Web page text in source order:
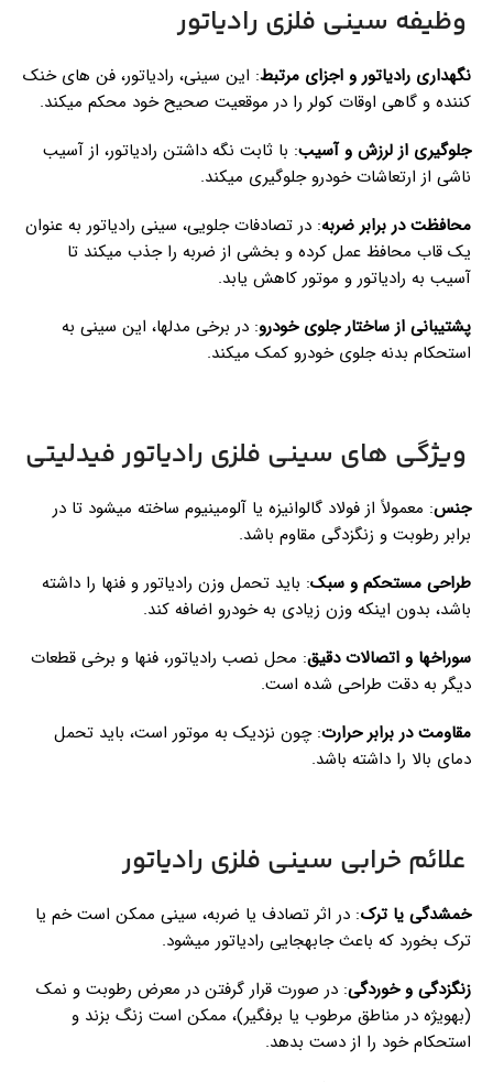
وظیفه سینی فلزی رادیاتور
نگهداری رادیاتور و اجزای مرتبط: این سینی، رادیاتور، فن های خنک
کننده و گاهی اوقات کولر را در موقعیت صحیح خود محکم میکند.
جلوگیری از لرزش و آسیب: با ثابت نگه داشتن رادیاتور، از آسیب
ناشی از ارتعاشات خودرو جلوگیری میکند.
محافظت در برابر ضربه: در تصادفات جلویی، سینی رادیاتور به عنوان
یک قاب محافظ عمل کرده و بخشی از ضربه را جذب میکند تا
آسیب به رادیاتور و موتور کاهش یابد.
پشتیبانی از ساختار جلوی خودرو: در برخی مدلها، این سینی به
استحکام بدنه جلوی خودرو کمک میکند.
ویژگی های سینی فلزی رادیاتور فیدلیتی
جنس: معمولاً از فولاد گالوانیزه یا آلومینیوم ساخته میشود تا در
برابر رطوبت و زنگزدگی مقاوم باشد.
طراحی مستحکم و سبک: باید تحمل وزن رادیاتور و فنها را داشته
باشد، بدون اینکه وزن زیادی به خودرو اضافه کند.
سوراخها و اتصالات دقیق: محل نصب رادیاتور، فنها و برخی قطعات
دیگر به دقت طراحی شده است.
مقاومت در برابر حرارت: چون نزدیک به موتور است، باید تحمل
دمای بالا را داشته باشد.
علائم خرابی سینی فلزی رادیاتور
خمشدگی یا ترک: در اثر تصادف یا ضربه، سینی ممکن است خم یا
ترک بخورد که باعث جابهجایی رادیاتور میشود.
زنگزدگی و خوردگی: در صورت قرار گرفتن در معرض رطوبت و نمک
(بهویژه در مناطق مرطوب یا برفگیر)، ممکن است زنگ بزند و
استحکام خود را از دست بدهد.